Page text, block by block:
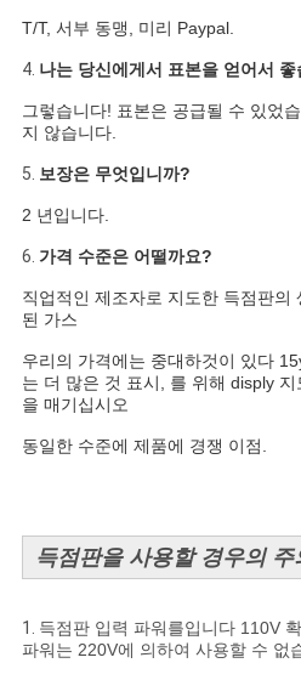
T/T, 서부 동맹, 미리 Paypal.
4. 나는 당신에게서 표본을 얻어서 좋
그렇습니다! 표본은 공급될 수 있었
지 않습니다.
5. 보장은 무엇입니까?
2 년입니다.
6. 가격 수준은 어떨까요?
직업적인 제조자로 지도한 득점판의
된 가스
우리의 가격에는 중대하것이 있다
는 더 많은 것 표시, 를 위해 disply
을 매기십시오
동일한 수준에 제품에 경쟁 이점.
득점판을 사용할 경우의 주
1. 득점판 입력 파워를입니다 110V
파워는 220V에 의하여 사용할 수 없